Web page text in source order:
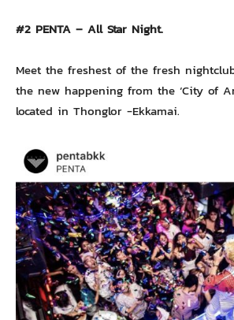
#2 PENTA – All Star Night.
Meet the freshest of the fresh
the new happening from the ‘City of
located in Thonglor -Ekkamai.